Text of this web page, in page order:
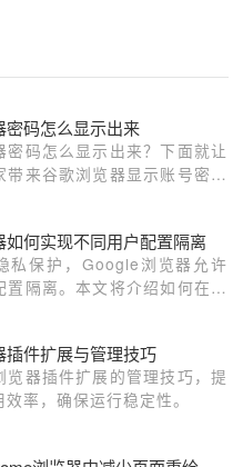
密码怎么显示出来
密码怎么显示出来？下面就让
带来谷歌浏览器显示账号密码
如何实现不同用户配置隔离
私保护，Google浏览器允许
置隔离。本文将介绍如何在浏
插件扩展与管理技巧
览器插件扩展的管理技巧，提
率，确保运行稳定性。